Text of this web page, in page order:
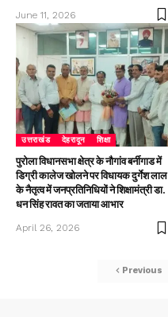
June 11, 2026
उत्तराखंड देहरादून शिक्षा
पुरोला विधानसभा क्षेत्र के नौगांव बर्नीगाड में
डिग्री कालेज खोलने पर विधायक दुर्गेश लाल
के नैतृत्व में जनप्रतिनिधियों ने शिक्षामंत्री डा.
धन सिंह रावत का जताया आभार
April 26, 2026
Previous